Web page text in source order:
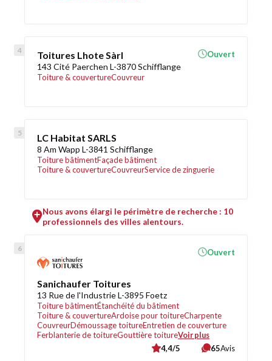
Toitures Lhote Sàrl
143 Cité Paerchen L-3870 Schifflange
Toiture & couvertureCouvreur
Ouvert
LC Habitat SARLS
8 Am Wapp L-3841 Schifflange
Toiture bâtimentFaçade bâtiment
Toiture & couvertureCouvreurService de zinguerie
Nous avons élargi le périmètre de recherche : 10
professionnels des villes alentours.
Sanichaufer Toitures
13 Rue de l'Industrie L-3895 Foetz
Toiture bâtimentÉtanchéité du bâtiment
Toiture & couvertureArdoise pour toitureCharpente
CouvreurDémoussage toitureEntretien de couverture
Ferblanterie de toitureGouttière toitureVoir plus
Ouvert
4,4/5 65Avis